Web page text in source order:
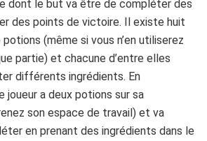
dont le but va être de compléter des
des points de victoire. Il existe huit
(même si vous n’en utiliserez
partie) et chacune d’entre elles
différents ingrédients. En
joueur a deux potions sur sa
son espace de travail) et va
en prenant des ingrédients dans le